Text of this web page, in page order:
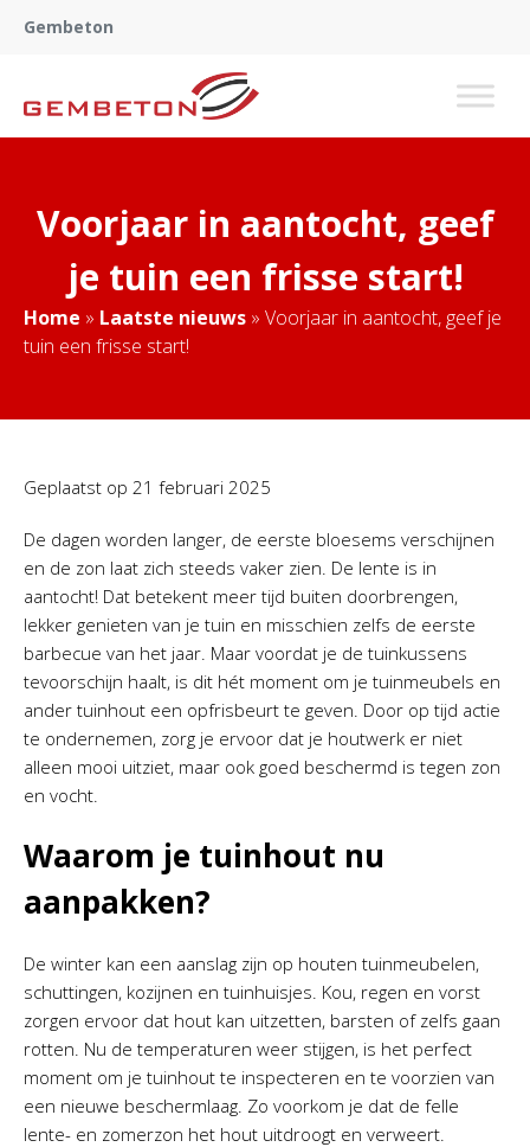
Gembeton
Voorjaar in aantocht, geef
je tuin een frisse start!
Home » Laatste nieuws » Voorjaar in aantocht, geef je
tuin een frisse start!
Geplaatst op 21 februari 2025
De dagen worden langer, de eerste bloesems verschijnen
en de zon laat zich steeds vaker zien. De lente is in
aantocht! Dat betekent meer tijd buiten doorbrengen,
lekker genieten van je tuin en misschien zelfs de eerste
barbecue van het jaar. Maar voordat je de tuinkussens
tevoorschijn haalt, is dit hét moment om je tuinmeubels en
ander tuinhout een opfrisbeurt te geven. Door op tijd actie
te ondernemen, zorg je ervoor dat je houtwerk er niet
alleen mooi uitziet, maar ook goed beschermd is tegen zon
en vocht.
Waarom je tuinhout nu
aanpakken?
De winter kan een aanslag zijn op houten tuinmeubelen,
schuttingen, kozijnen en tuinhuisjes. Kou, regen en vorst
zorgen ervoor dat hout kan uitzetten, barsten of zelfs gaan
rotten. Nu de temperaturen weer stijgen, is het perfect
moment om je tuinhout te inspecteren en te voorzien van
een nieuwe beschermlaag. Zo voorkom je dat de felle
lente- en zomerzon het hout uitdroogt en verweert.